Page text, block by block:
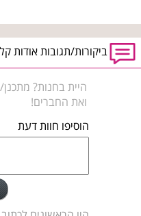
ביקורות/תגובות אודות
היית בחנות?
ואת החברים!
הוסיפו חוות דעת